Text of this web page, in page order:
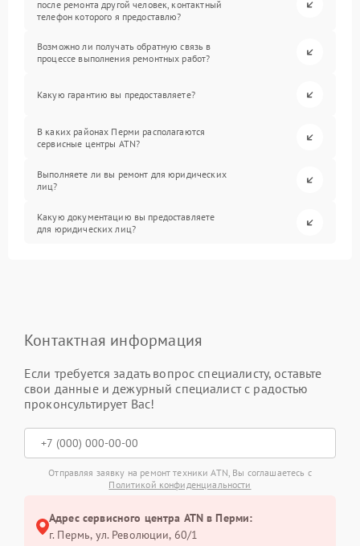
после ремонта другой человек, контактный
телефон которого я предоставлю?
Возможно ли получать обратную связь в
процессе выполнения ремонтных работ?
Какую гарантию вы предоставляете?
В каких районах Перми располагаются
сервисные центры ATN?
Выполняете ли вы ремонт для юридических
лиц?
Какую документацию вы предоставляете
для юридических лиц?
Контактная информация
Если требуется задать вопрос специалисту, оставьте
свои данные и дежурный специалист с радостью
проконсультирует Вас!
Отправляя заявку на ремонт техники ATN, Вы соглашаетесь с
Политикой конфиденциальности
Адрес сервисного центра ATN в Перми:
г. Пермь, ул. ​Революции, 60/1